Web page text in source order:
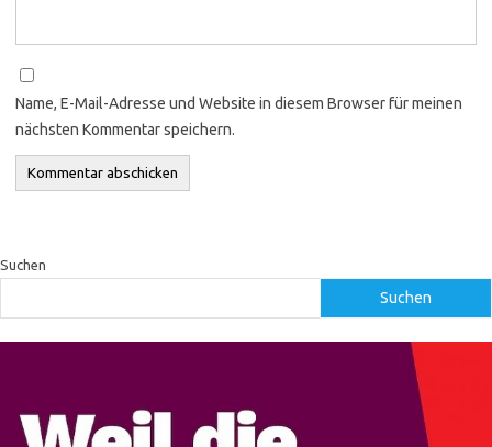
Name, E-Mail-Adresse und Website in diesem Browser für meinen
nächsten Kommentar speichern.
Suchen
Suchen